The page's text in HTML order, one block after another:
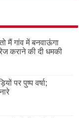
मैं गांव में बनवाऊंगा
कराने की दी धमकी
पर पुष्प वर्षा;